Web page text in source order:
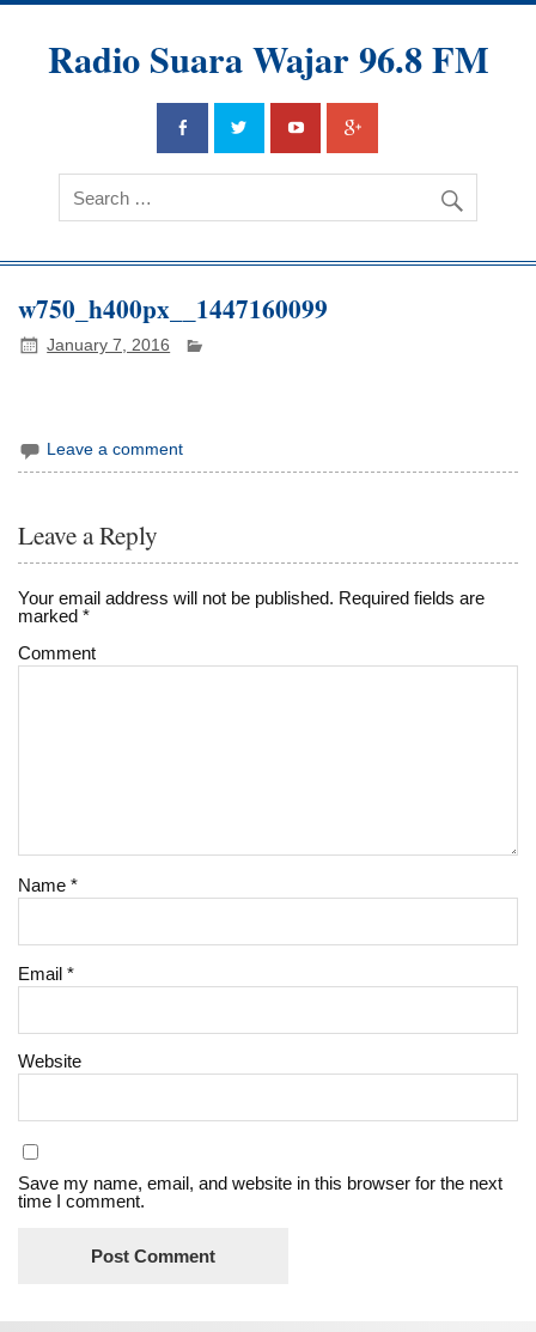
Radio Suara Wajar 96.8 FM
w750_h400px__1447160099
January 7, 2016
Leave a comment
Leave a Reply
Your email address will not be published. Required fields are
marked*
Comment
Name*
Email*
Website
Save my name, email, and website in this browser for the next
time I comment.